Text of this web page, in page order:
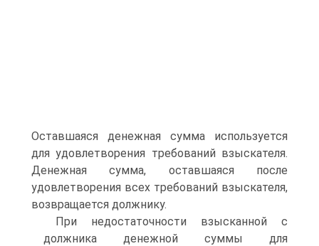
Оставшаяся денежная сумма используется
для удовлетворения требований взыскателя.
Денежная сумма, оставшаяся после
удовлетворения всех требований взыскателя,
возвращается должнику.
При недостаточности взысканной с
должника денежной суммы для